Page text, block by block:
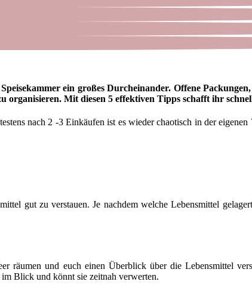
ein großes Durcheinander. Offene
organisieren. Mit diesen 5 effektiven Tipps schafft ihr
nach 2 -3 Einkäufen ist es wieder chaotisch in der
gut zu verstauen. Je nachdem welche Lebensmittel
und euch einen Überblick über die Lebensmittel
Blick und könnt sie zeitnah verwerten.